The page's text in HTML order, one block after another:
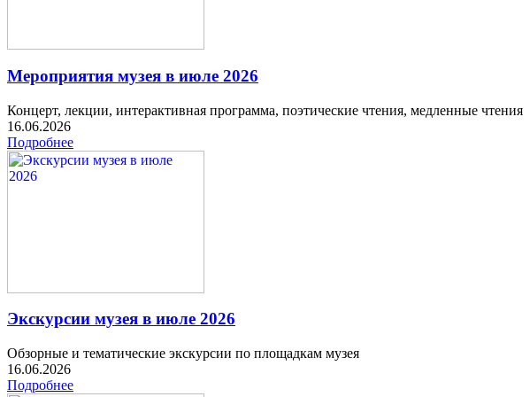
Мероприятия музея в июле 2026
Концерт, лекции, интерактивная программа, поэтические чтения, медленные чтения
16.06.2026
Подробнее
Экскурсии музея в июле 2026
Обзорные и тематические экскурсии по площадкам музея
16.06.2026
Подробнее